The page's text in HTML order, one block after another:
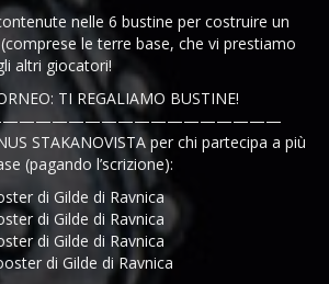
nelle 6 bustine per costruire un
le terre base, che vi prestiamo
altri giocatori!
TI REGALIAMO BUSTINE!
STAKANOVISTA per chi partecipa a più
(pagando l’scrizione):
di Gilde di Ravnica
di Gilde di Ravnica
di Gilde di Ravnica
di Gilde di Ravnica